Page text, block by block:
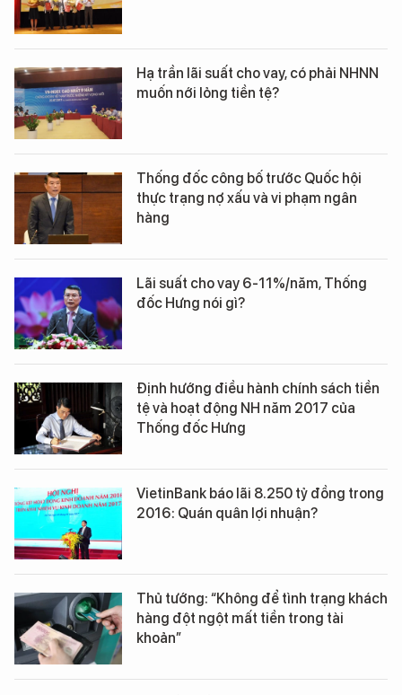
Hạ trần lãi suất cho vay, có phải NHNN
muốn nới lỏng tiền tệ?
Thống đốc công bố trước Quốc hội
thực trạng nợ xấu và vi phạm ngân
hàng
Lãi suất cho vay 6-11%/năm, Thống
đốc Hưng nói gì?
Định hướng điều hành chính sách tiền
tệ và hoạt động NH năm 2017 của
Thống đốc Hưng
VietinBank báo lãi 8.250 tỷ đồng trong
2016: Quán quân lợi nhuận?
Thủ tướng: “Không để tình trạng khách
hàng đột ngột mất tiền trong tài
khoản”